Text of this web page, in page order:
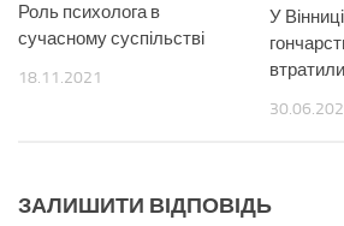
Роль психолога в
сучасному суспільстві
18.11.2021
У
втратили
ЗАЛИШИТИ ВІДПОВІДЬ